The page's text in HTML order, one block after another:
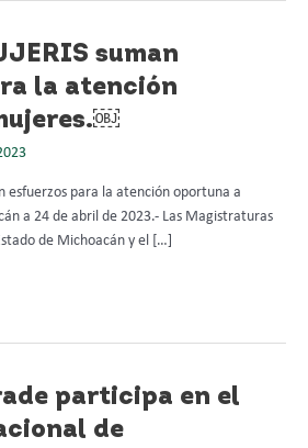
suman
la atención
esfuerzos para la atención oportuna a
a 24 de abril de 2023.- Las Magistraturas
de Michoacán y el […]
participa en el
de